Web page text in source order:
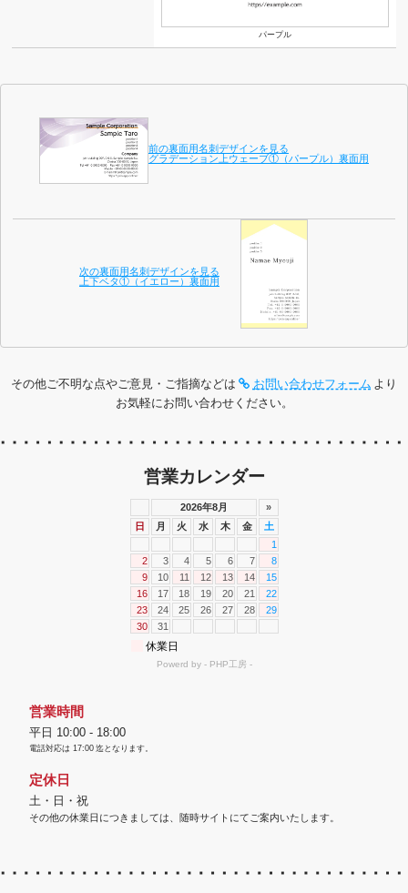
パープル
前の裏面用名刺デザインを見る
グラデーション上ウェーブ①（パープル）裏面用
次の裏面用名刺デザインを見る
上下ベタ①（イエロー）裏面用
その他ご不明な点やご意見・ご指摘などは お問い合わせフォーム より
お気軽にお問い合わせください。
営業カレンダー
営業時間
平日 10:00 - 18:00
電話対応は 17:00 迄となります。
定休日
土・日・祝
その他の休業日につきましては、随時サイトにてご案内いたします。